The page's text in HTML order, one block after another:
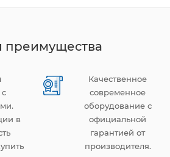
преимущества
в
Качественное
современное
оборудование с
официальной
гарантией от
производителя.